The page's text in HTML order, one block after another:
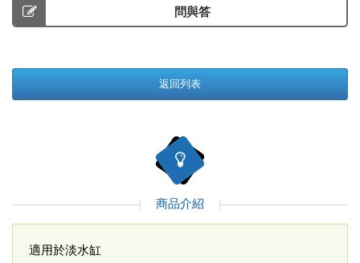
問與答
返回列表
商品介紹
適用於淡水缸